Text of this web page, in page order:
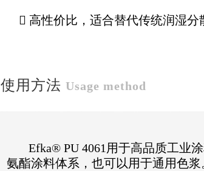
 高性价比，适合替代传统润湿分
使用方法 Usage method
Efka® PU 4061用于高品质工业
氨酯涂料体系，也可以用于通用色浆